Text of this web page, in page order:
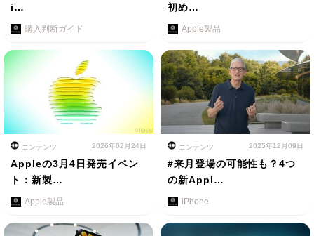
i…
購入判断ガイド
初め…
Apple製品
コンテンツ 2026年02月24日
Appleの3月4日発売イベン
ト：新製…
Apple製品
コンテンツ 2025年12月09日
#来月登場の可能性も？4つ
の新Appl…
iPhone